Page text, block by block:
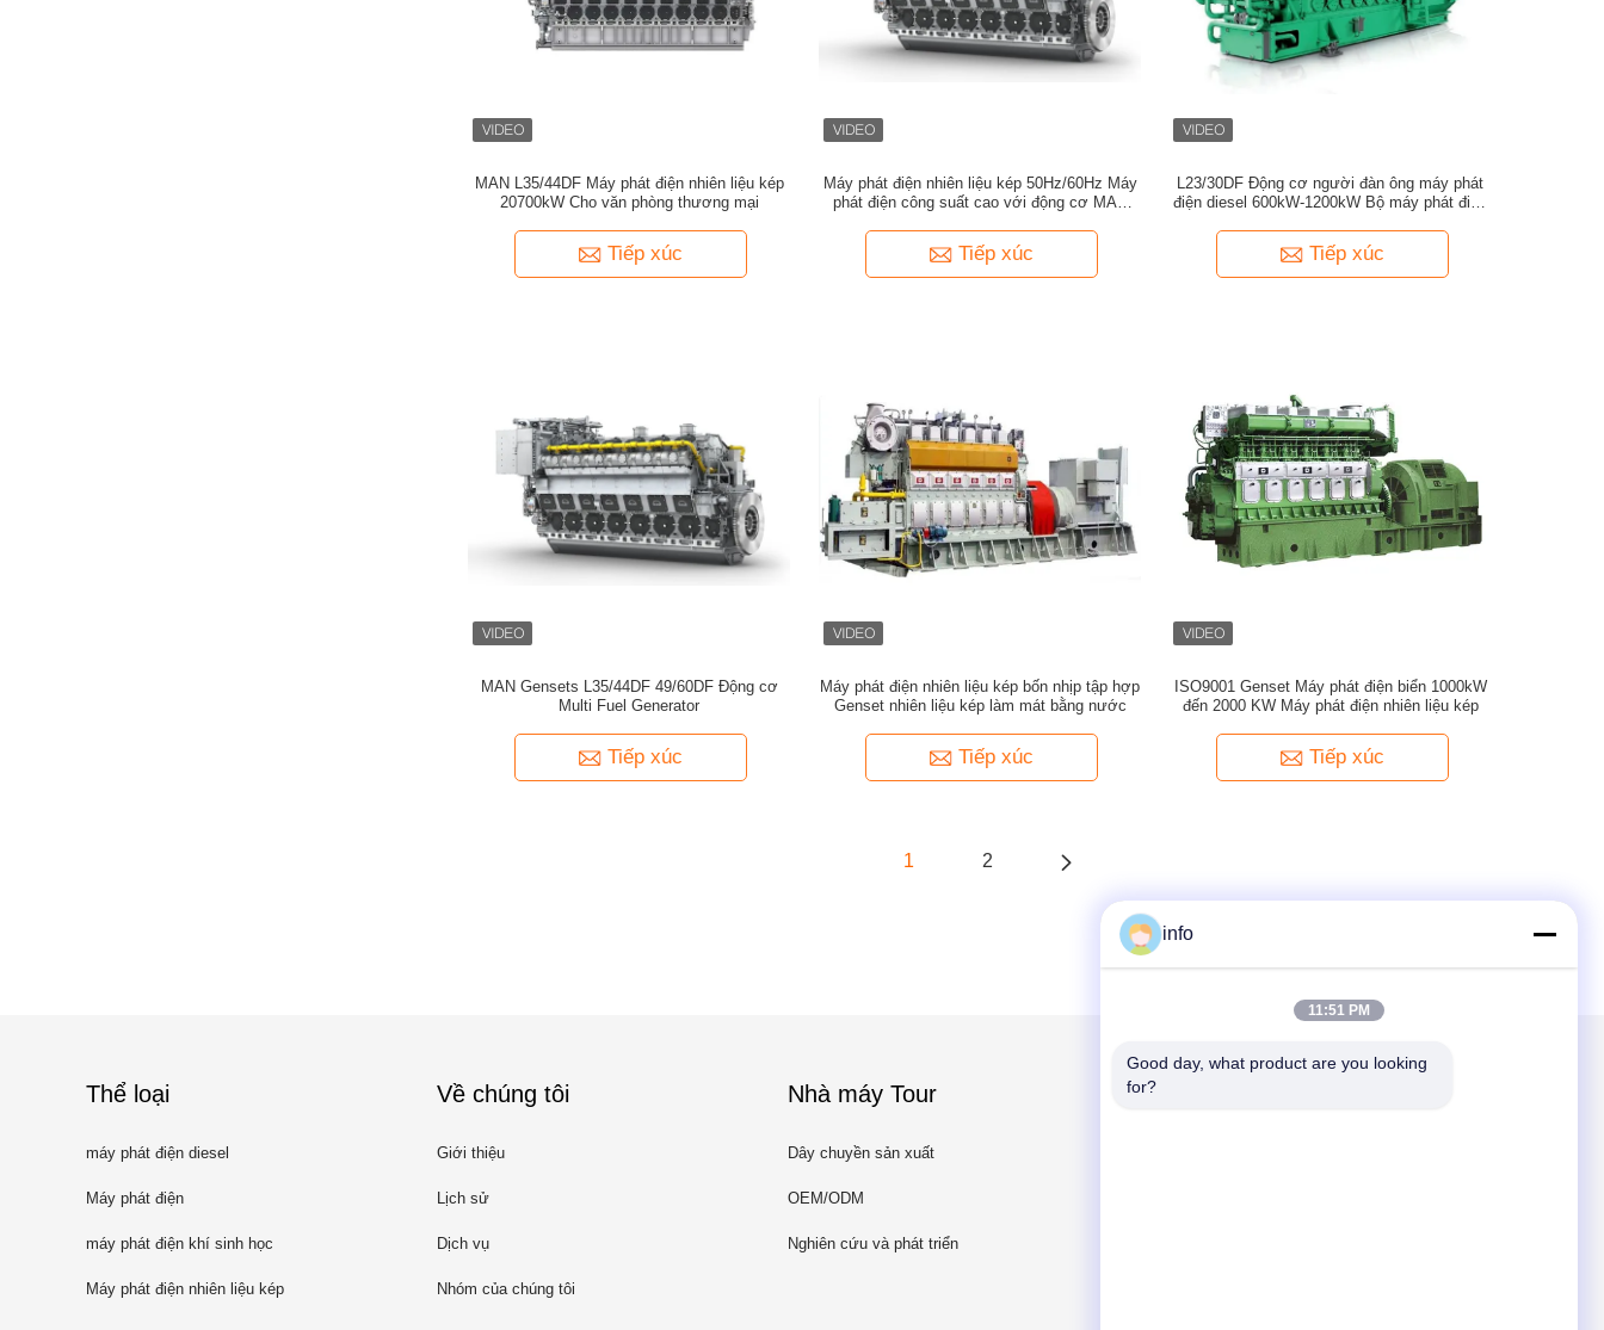
MAN L35/44DF Máy phát điện nhiên liệu kép
20700kW Cho văn phòng thương mại
Tiếp xúc
Máy phát điện nhiên liệu kép 50Hz/60Hz Máy
phát điện công suất cao với động cơ MAN
Tiếp xúc
L23/30DF Động cơ người đàn ông máy phát
điện diesel 600kW-1200kW Bộ máy phát điện
Tiếp xúc
MAN Gensets L35/44DF 49/60DF Động cơ
Multi Fuel Generator
Tiếp xúc
Máy phát điện nhiên liệu kép bốn nhịp tập hợp
Genset nhiên liệu kép làm mát bằng nước
Tiếp xúc
ISO9001 Genset Máy phát điện biển 1000kW
đến 2000 KW Máy phát điện nhiên liệu kép
Tiếp xúc
1 2
Thể loại
máy phát điện diesel
Máy phát điện
máy phát điện khí sinh học
Máy phát điện nhiên liệu kép
Về chúng tôi
Giới thiệu
Lịch sử
Dịch vụ
Nhóm của chúng tôi
Nhà máy Tour
Dây chuyền sản xuất
OEM/ODM
Nghiên cứu và phát triển
Gửi thư cho chúng tôi
info
11:51 PM
Good day, what product are you looking
for?